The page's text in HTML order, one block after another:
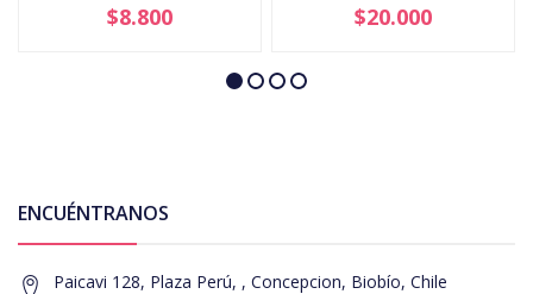
$8.800 $20.000
ENCUÉNTRANOS
Paicavi 128, Plaza Perú, , Concepcion, Biobío, Chile